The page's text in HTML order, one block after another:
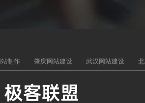
制作 肇庆网站建设 武汉网站建设